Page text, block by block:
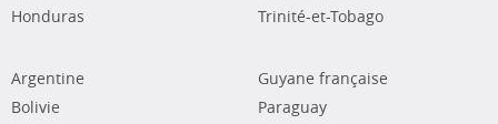
Honduras
Trinité-et-Tobago
Argentine
Bolivie
Guyane française
Paraguay